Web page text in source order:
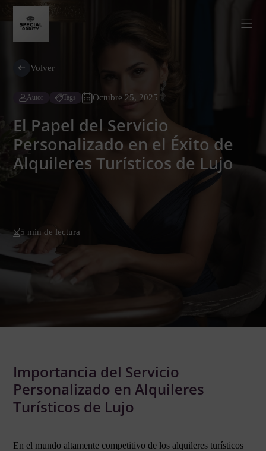
Volver
Autor Tags Octubre 25, 2025
El Papel del Servicio
Personalizado en el Éxito de
Alquileres Turísticos de Lujo
5 min de lectura
Importancia del Servicio
Personalizado en Alquileres
Turísticos de Lujo
En el mundo altamente competitivo de los alquileres turísticos